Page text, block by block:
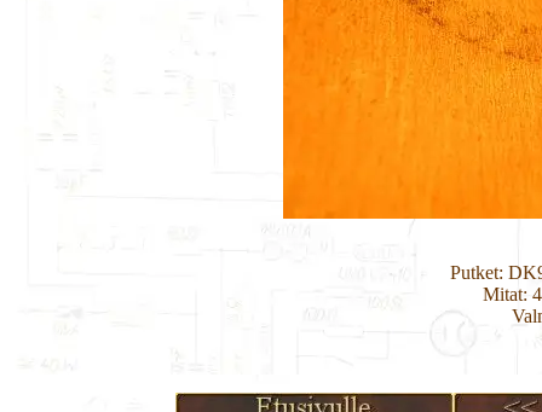
Putket:
Mitat: